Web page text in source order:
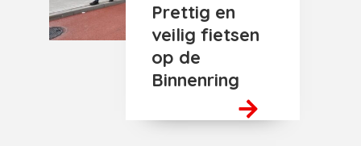
Prettig en
veilig fietsen
op de
Binnenring